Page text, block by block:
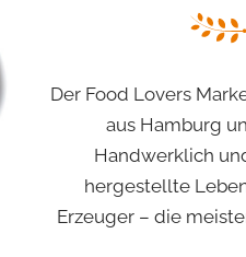
Der Food Lovers
aus Hamburg
Handwerklich
hergestellte
Erzeuger – die